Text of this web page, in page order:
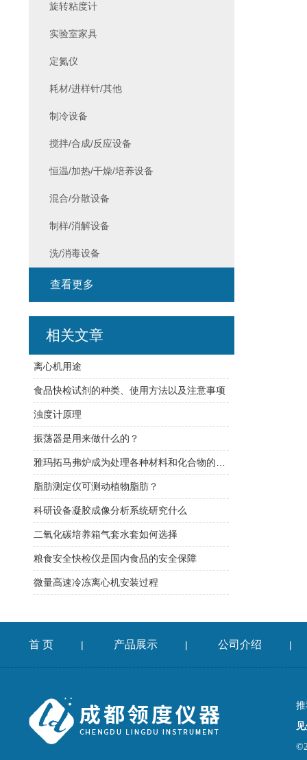
旋转粘度计
实验室家具
定氮仪
耗材/进样针/其他
制冷设备
搅拌/合成/反应设备
恒温/加热/干燥/培养设备
混合/分散设备
制样/消解设备
洗/消毒设备
查看更多
相关文章
离心机用途
食品快检试剂的种类、使用方法以及注意事项
浊度计原理
振荡器是用来做什么的？
脂肪测定仪可测动植物脂肪？
科研设备凝胶成像分析系统研究什么
二氧化碳培养箱气套水套如何选择
粮食安全快检仪是国内食品的安全保障
微量高速冷冻离心机安装过程
首 页 | 产品展示 | 公司介绍 |